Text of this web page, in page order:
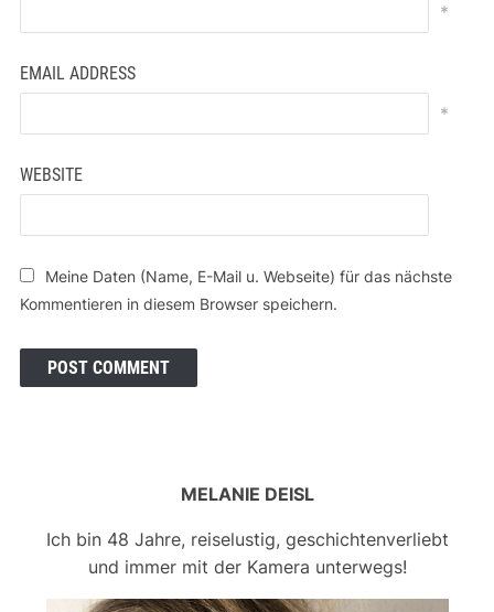
*
EMAIL ADDRESS
*
WEBSITE
Meine Daten (Name, E-Mail u. Webseite) für das nächste
Kommentieren in diesem Browser speichern.
MELANIE DEISL
Ich bin 48 Jahre, reiselustig, geschichtenverliebt
und immer mit der Kamera unterwegs!